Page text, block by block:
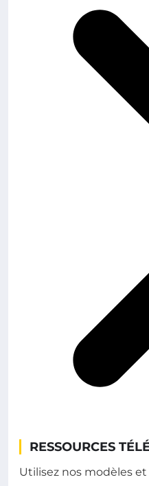
RESSOURCES
Utilisez nos modèles